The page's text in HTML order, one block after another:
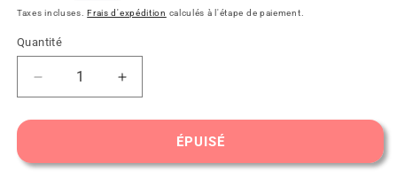
habituel
Taxes incluses. Frais d'expédition calculés à l'étape de paiement.
Quantité
Réduire
la
quantité
Verre
Augmenter
la
quantité
Verre
ÉPUISÉ